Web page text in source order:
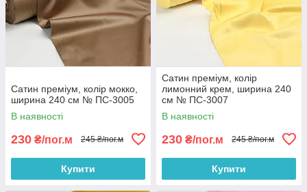
Сатин преміум, колір мокко,
ширина 240 см № ПС-3005
В наявності
230 ₴/пог.м 245 ₴/пог.м
Купити
Сатин преміум, колір
лимонний крем, ширина 240
см № ПС-3007
В наявності
230 ₴/пог.м 245 ₴/пог.м
Купити